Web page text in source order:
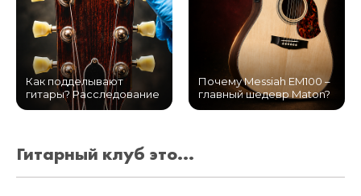
Как подделывают
гитары? Расследование
Почему Messiah EM100 –
главный шедевр Maton?
Гитарный клуб это...